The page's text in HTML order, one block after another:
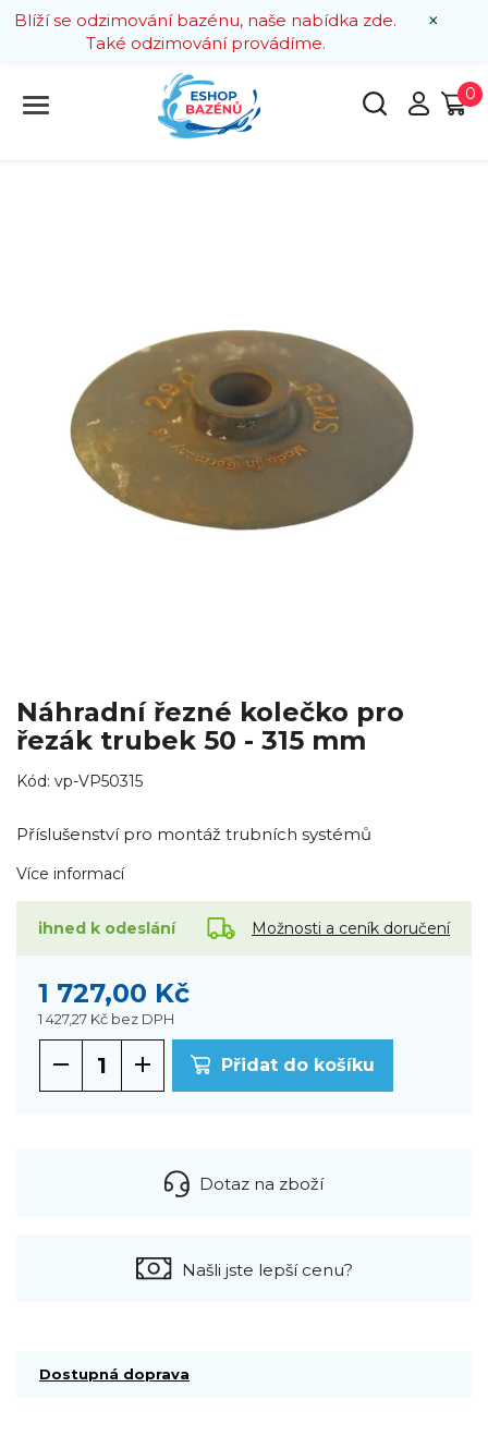
×
Blíží se odzimování bazénu, naše nabídka zde.
Také odzimování provádíme.
0
Náhradní řezné kolečko pro
řezák trubek 50 - 315 mm
Kód: vp-VP50315
Příslušenství pro montáž trubních systémů
Více informací
ihned k odeslání Možnosti a ceník doručení
1 727,00 Kč
1 427,27 Kč bez DPH
Přidat do košíku
Dotaz na zboží
Našli jste lepší cenu?
Dostupná doprava